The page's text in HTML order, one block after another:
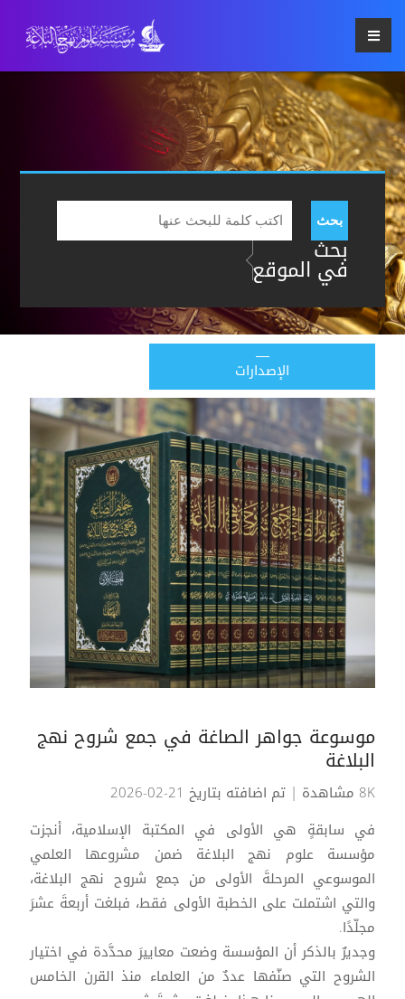
بحث
بحث
في الموقع
الإصدارات
موسوعة جواهر الصاغة في جمع شروح نهج
البلاغة
8K مشاهدة
| تم اضافته بتاريخ 21-02-2026
في سابقةٍ هي الأولى في المكتبة الإسلامية، أنجزت
مؤسسة علوم نهج البلاغة ضمن مشروعها العلمي
الموسوعي المرحلةَ الأولى من جمع شروح نهج البلاغة،
والتي اشتملت على الخطبة الأولى فقط، فبلغت أربعةَ عشرَ
مجلّدًا.
وجديرٌ بالذكر أن المؤسسة وضعت معاييرَ محدَّدة في اختيار
الشروح التي صنّفها عددٌ من العلماء منذ القرن الخامس